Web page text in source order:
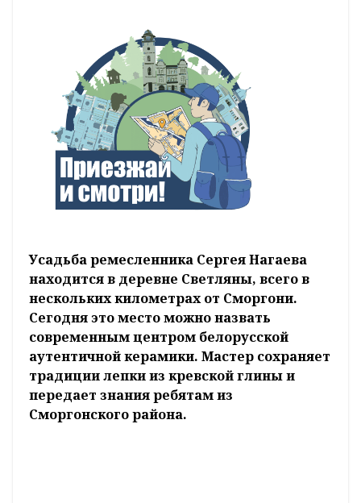
Усадьба ремесленника Сергея Нагаева
находится в деревне Светляны, всего в
нескольких километрах от Сморгони.
Сегодня это место можно назвать
современным центром белорусской
аутентичной керамики. Мастер сохраняет
традиции лепки из кревской глины и
передает знания ребятам из
Сморгонского района.